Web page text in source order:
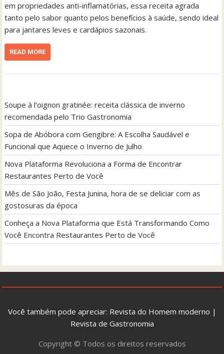
em propriedades anti-inflamatórias, essa receita agrada
tanto pelo sabor quanto pelos benefícios à saúde, sendo ideal
para jantares leves e cardápios sazonais.
READ MORE
Soupe à l’oignon gratinée: receita clássica de inverno
recomendada pelo Trio Gastronomia
Sopa de Abóbora com Gengibre: A Escolha Saudável e
Funcional que Aquece o Inverno de Julho
Nova Plataforma Revoluciona a Forma de Encontrar
Restaurantes Perto de Você
Mês de São João, Festa Junina, hora de se deliciar com as
gostosuras da época
Conheça a Nova Plataforma que Está Transformando Como
Você Encontra Restaurantes Perto de Você
Você também pode apreciar: Revista do Homem moderno |
Revista de Gastronomia
Copyright © Todos os direitos reservados